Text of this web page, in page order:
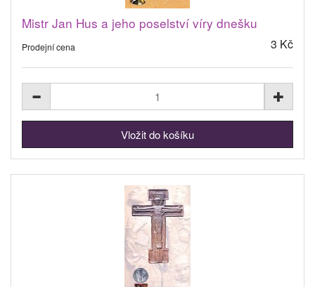
Mistr Jan Hus a jeho poselství víry dnešku
Prodejní cena 3 Kč